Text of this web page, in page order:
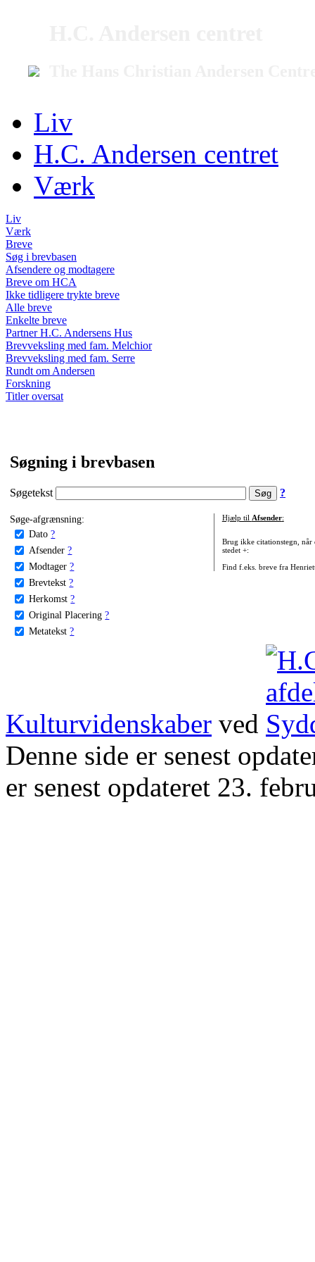
Liv
H.C. Andersen centret
Værk
Liv
Værk
Breve
Søg i brevbasen
Afsendere og modtagere
Breve om HCA
Ikke tidligere trykte breve
Alle breve
Enkelte breve
Partner H.C. Andersens Hus
Brevveksling med fam. Melchior
Brevveksling med fam. Serre
Rundt om Andersen
Forskning
Titler oversat
Søgning i brevbasen
Søgetekst ?
Søge-afgrænsning:
Dato ?
Afsender ?
Modtager ?
Brevtekst ?
Herkomst ?
Original Placering ?
Metatekst ?
Hjælp til Afsender:
Brug ikke citationstegn, når
stedet +:
Find f.eks. breve fra
Kulturvidenskaber ved
Denne side er senest
er senest opdateret 23.